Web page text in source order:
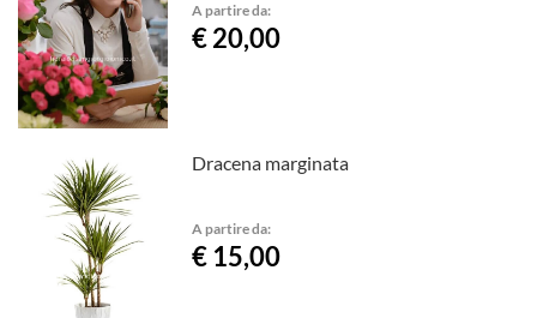
A partire da:
€ 20,00
Dracena marginata
A partire da:
€ 15,00